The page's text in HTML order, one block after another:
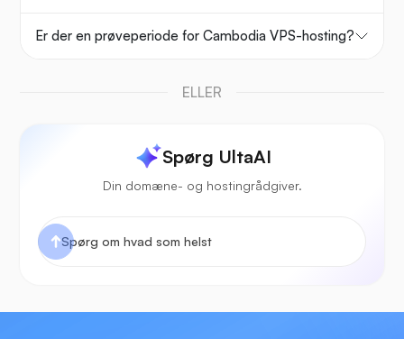
Er der en prøveperiode for Cambodia VPS-hosting?
ELLER
Spørg UltaAI
Din domæne- og hostingrådgiver.